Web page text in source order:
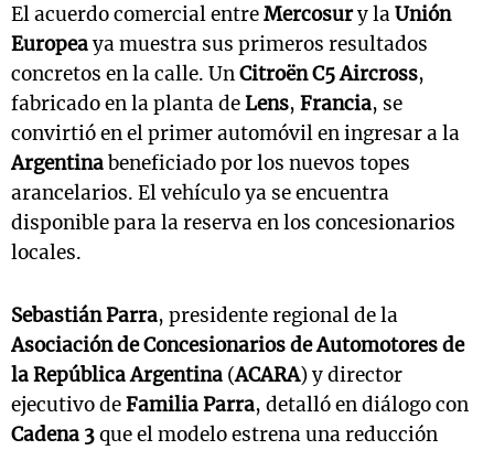
El acuerdo comercial entreMercosury laUnión
Europeaya muestra sus primeros resultados
concretos en la calle. UnCitroën C5 Aircross,
fabricado en la planta deLens, Francia, se
convirtió en el primer automóvil en ingresar a la
Argentinabeneficiado por los nuevos topes
arancelarios. El vehículo ya se encuentra
disponible para la reserva en los concesionarios
locales.
Sebastián Parra, presidente regional de la
Asociación de Concesionarios de Automotores de
la República Argentina (ACARA) y director
ejecutivo deFamilia Parra, detalló en diálogo con
Cadena 3que el modelo estrena una reducción